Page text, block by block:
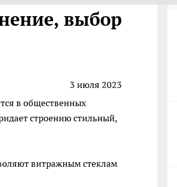
выбор
3 июля 2023
в общественных
строению стильный,
витражным стеклам